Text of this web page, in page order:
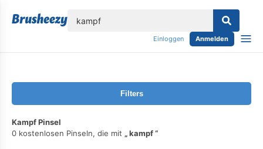
Einloggen Anmelden
Filters
Kampf Pinsel
0 kostenlosen Pinseln, die mit
kampf